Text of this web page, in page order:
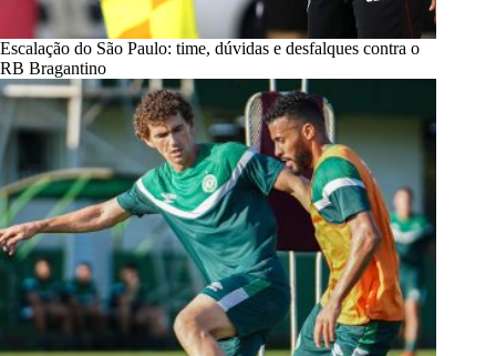
Escalação do São Paulo: time, dúvidas e desfalques contra o
RB Bragantino